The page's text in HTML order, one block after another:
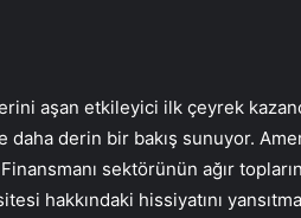
aşan etkileyici ilk çeyrek
derin bir bakış sunuyor.
sektörünün ağır
hakkındaki hissiyatını